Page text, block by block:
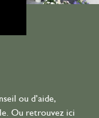
ou d’aide,
Ou retrouvez ici